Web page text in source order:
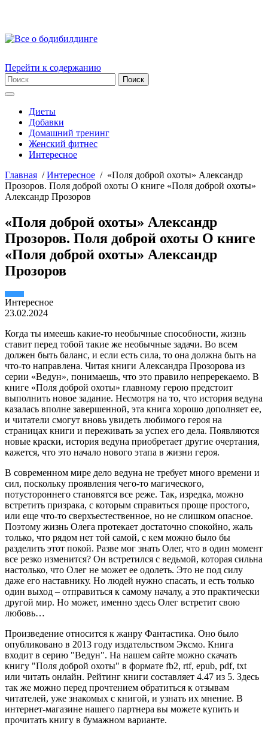
Перейти к содержанию
Диеты
Добавки
Домашний тренинг
Женский фитнес
Интересное
Главная /Интересное / «Поля доброй охоты» Александр
Прозоров. Поля доброй охоты О книге «Поля доброй охоты»
Александр Прозоров
«Поля доброй охоты» Александр
Прозоров. Поля доброй охоты О книге
«Поля доброй охоты» Александр
Прозоров
Интересное
23.02.2024
Когда ты имеешь какие-то необычные способности, жизнь
ставит перед тобой такие же необычные задачи. Во всем
должен быть баланс, и если есть сила, то она должна быть на
что-то направлена. Читая книги Александра Прозорова из
серии «Ведун», понимаешь, что это правило непререкаемо. В
книге «Поля доброй охоты» главному герою предстоит
выполнить новое задание. Несмотря на то, что история ведуна
казалась вполне завершенной, эта книга хорошо дополняет ее,
и читатели смогут вновь увидеть любимого героя на
страницах книги и переживать за успех его дела. Появляются
новые краски, история ведуна приобретает другие очертания,
кажется, что это начало нового этапа в жизни героя.
В современном мире дело ведуна не требует много времени и
сил, поскольку проявления чего-то магического,
потустороннего становятся все реже. Так, изредка, можно
встретить призрака, с которым справиться проще простого,
или еще что-то сверхъестественное, но не слишком опасное.
Поэтому жизнь Олега протекает достаточно спокойно, жаль
только, что рядом нет той самой, с кем можно было бы
разделить этот покой. Разве мог знать Олег, что в один момент
все резко изменится? Он встретился с ведьмой, которая сильна
настолько, что Олег не может ее одолеть. Это не под силу
даже его наставнику. Но людей нужно спасать, и есть только
один выход – отправиться к самому началу, а это практически
другой мир. Но может, именно здесь Олег встретит свою
любовь…
Произведение относится к жанру Фантастика. Оно было
опубликовано в 2013 году издательством Эксмо. Книга
входит в серию "Ведун". На нашем сайте можно скачать
книгу "Поля доброй охоты" в формате fb2, rtf, epub, pdf, txt
или читать онлайн. Рейтинг книги составляет 4.47 из 5. Здесь
так же можно перед прочтением обратиться к отзывам
читателей, уже знакомых с книгой, и узнать их мнение. В
интернет-магазине нашего партнера вы можете купить и
прочитать книгу в бумажном варианте.